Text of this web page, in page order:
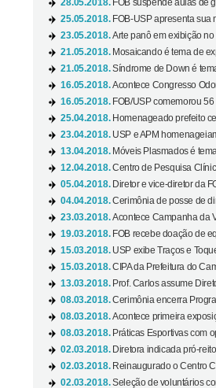
28.05.2018. FOB suspende aulas de
25.05.2018. FOB-USP apresenta sua
23.05.2018.Arte panô em exibição no
21.05.2018. Mosaicando é tema de
21.05.2018.Síndrome de Down é
16.05.2018.Acontece Congresso
16.05.2018. FOB/USP comemorou
25.04.2018. Homenageado prefeito
23.04.2018. USP e APM
13.04.2018. Móveis Plasmados é
12.04.2018.Centro de Pesquisa
05.04.2018. Diretor e vice-diretor da
04.04.2018.Cerimônia de posse de
23.03.2018.Acontece Campanha da
19.03.2018. FOB recebe doação de
15.03.2018. USP exibe Traços e
15.03.2018.CIPA da Prefeitura do
13.03.2018. Prof. Carlos assume
08.03.2018.Cerimônia encerra
08.03.2018.Acontece primeira
08.03.2018. Práticas Esportivas com
02.03.2018. Diretora indicada pró-
02.03.2018. Reinaugurado o Centro
02.03.2018.Seleção de voluntários